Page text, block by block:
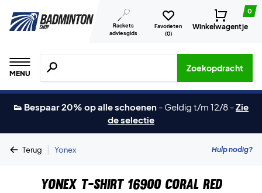
Rackets
adviesgids
Favorieten
(0)
0
Winkelwagentje
MENU
Zoeken naar producten, merken etc.
Zoekopdracht
👟 Bespaar 20% op alle schoenen - Geldig t/m 12/8 -Zie
de selectie
Terug | Yonex Hulp nodig?
Yonex T-shirt 16900 Coral Red